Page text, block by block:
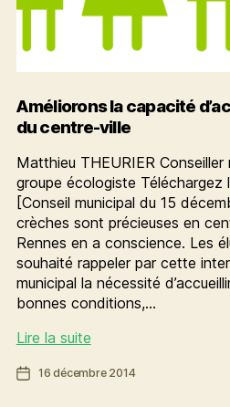
Améliorons la capacité
du centre-ville
Matthieu THEURIER Conseiller
groupe écologiste Téléchargez
[Conseil municipal du 15
crèches sont précieuses en
Rennes en a conscience. Les
souhaité rappeler par cette
municipal la nécessité
bonnes conditions,…
Lire la suiteAméliorons
capacité
Date16 décembre 2014